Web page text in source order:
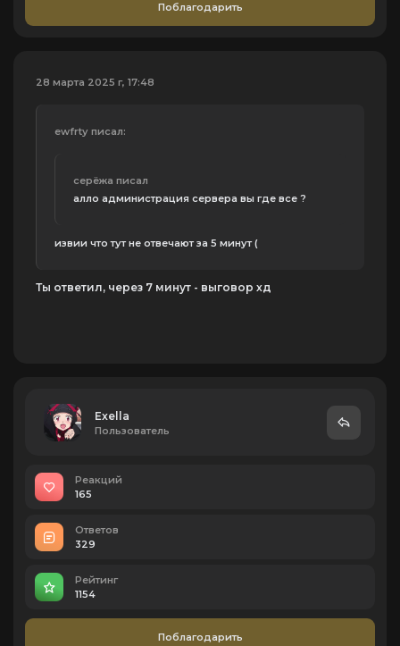
Поблагодарить
28 марта 2025 г, 17:48
ewfrtу писал:
серёжа писал
алло администрация сервера вы где все ?
извии что тут не отвечают за 5 минут (
Ты ответил, через 7 минут - выговор хд
Exella
Пользователь
Реакций
165
Ответов
329
Рейтинг
1154
Поблагодарить